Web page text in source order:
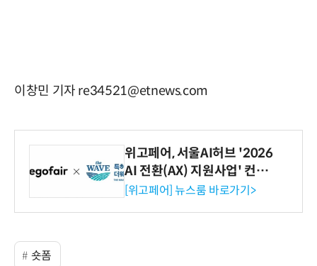
이창민 기자 re34521@etnews.com
위고페어, 서울AI허브 '2026
AI 전환(AX) 지원사업' 컨소
시엄 선정
[위고페어] 뉴스룸 바로가기>
숏폼